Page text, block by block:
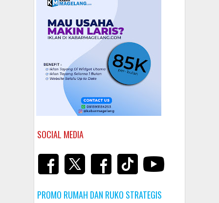
SOCIAL MEDIA
PROMO RUMAH DAN RUKO STRATEGIS